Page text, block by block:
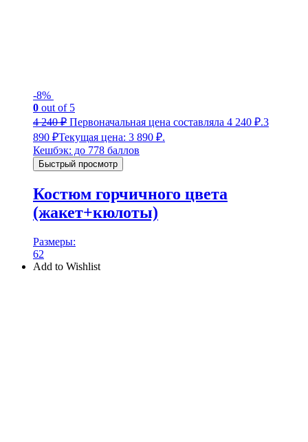
-8%
0 out of 5
4 240₽ Первоначальная цена составляла 4 240 ₽.3
890 ₽Текущая цена: 3 890 ₽.
Кешбэк: до 778 баллов
Быстрый просмотр
Костюм горчичного цвета
(жакет+кюлоты)
Размеры:
62
Add to Wishlist